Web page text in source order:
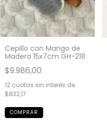
Cepillo con Mango de
Madera 15x7cm GH-218
$9.986,00
12 cuotas sin interés de
$832,17